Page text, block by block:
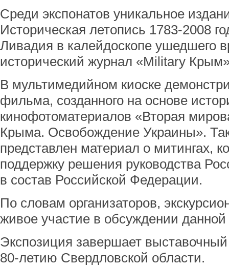
Среди экспонатов уникальное
Историческая летопись 1783-2008
Ливадия в калейдоскопе ушедшего
исторический журнал «Military
В мультимедийном киоске
фильма, созданного на основе
кинофотоматериалов «Вторая
Крыма. Освобождение Украины».
представлен материал о митингах,
поддержку решения руководства
в состав Российской Федерации.
По словам организаторов,
живое участие в обсуждении данной
Экспозиция завершает
80-летию Свердловской области.